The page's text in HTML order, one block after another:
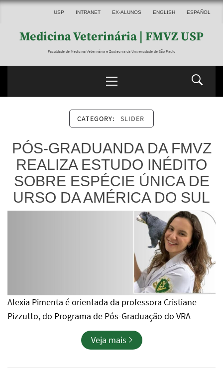
USP INTRANET EX-ALUNOS ENGLISH ESPAÑOL
Medicina Veterinária | FMVZ USP
Faculdade de Medicina Veterinária e Zootecnia da Universidade de São Paulo
CATEGORY: SLIDER
PÓS-GRADUANDA DA FMVZ
REALIZA ESTUDO INÉDITO
SOBRE ESPÉCIE ÚNICA DE
URSO DA AMÉRICA DO SUL
Alexia Pimenta é orientada da professora Cristiane
Pizzutto, do Programa de Pós-Graduação do VRA
Veja mais